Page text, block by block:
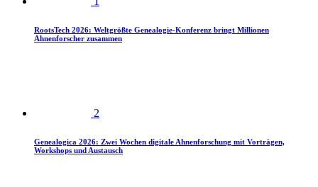
RootsTech 2026: Weltgrößte Genealogie-Konferenz bringt Millionen
Ahnenforscher zusammen
2
Genealogica 2026: Zwei Wochen digitale Ahnenforschung mit Vorträgen,
Workshops und Austausch